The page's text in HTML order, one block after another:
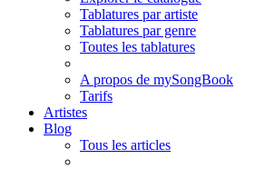
Tablatures par artiste
Tablatures par genre
Toutes les tablatures
A propos de mySongBook
Tarifs
Artistes
Blog
Tous les articles